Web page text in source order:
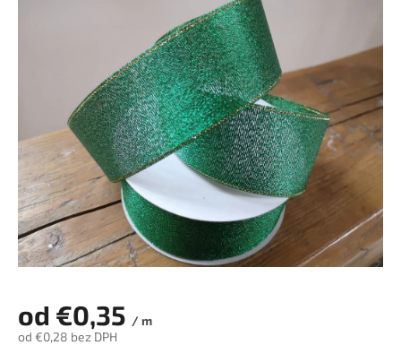
od €0,35 / m
od €0,28 bez DPH